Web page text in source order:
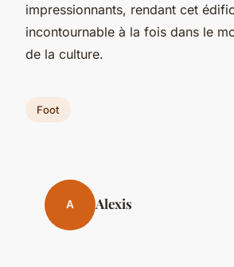
impressionnants, rendant cet
incontournable à la fois dans le
de la culture.
Foot
A Alexis